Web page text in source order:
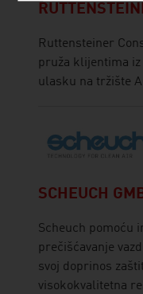
Ruttensteiner
pruža klijentima
ulasku na tržište
SCHEUCH
Scheuch pomoću
prečišćavanje
svoj doprinos
visokokvalitetna